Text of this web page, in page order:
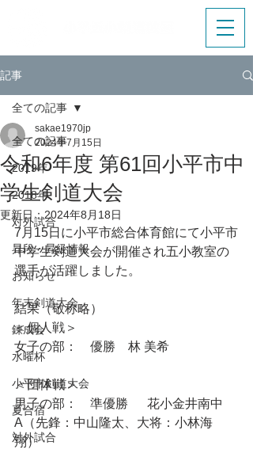
記事
全ての記事
2019年
2018年
対外試合
昇段・昇級情報
お知らせ
年末剣道大会
錬成会
水曜杯
小平市剣道大会
夏合宿
対外試合
全ての記事
令和6年度 第61回小平市中
学生剣道大会
sakae1970jp
2024年7月15日
更新日：2024年8月18日
7月15日に小平市総合体育館にて小平市
中学生剣道大会が開催され五小教室の
選手が活躍しました。
結果（敬称略）
＜個人戦＞
女子の部：　優勝　林 美希
＜団体戦＞
男子の部：　準優勝  　花小金井南中
A（先鋒：中山隆太、大将：小林海
翔）